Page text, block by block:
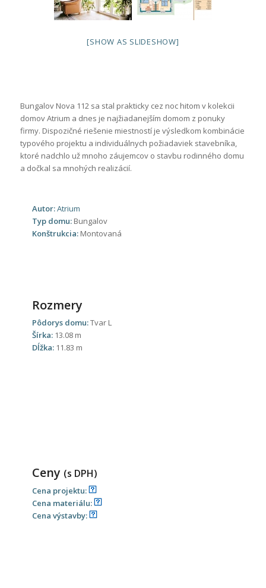
[SHOW AS SLIDESHOW]
Bungalov Nova 112 sa stal prakticky cez noc hitom v kolekcii
domov Atrium a dnes je najžiadanejším domom z ponuky
firmy. Dispozičné riešenie miestností je výsledkom kombinácie
typového projektu a individuálnych požiadaviek stavebníka,
ktoré nadchlo už mnoho záujemcov o stavbu rodinného domu
a dočkal sa mnohých realizácií.
Autor:Atrium
Typ domu: Bungalov
Konštrukcia: Montovaná
Rozmery
Pôdorys domu:Tvar L
Šírka: 13.08 m
Dĺžka: 11.83 m
Ceny (s DPH)
Cena projektu:
Cena materiálu:
Cena výstavby: